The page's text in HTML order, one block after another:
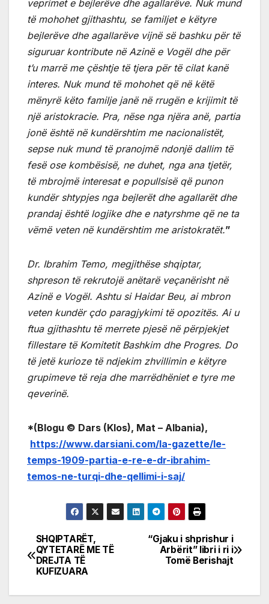
veprimet e bejlerëve dhe agallarëve. Nuk mund
të mohohet gjithashtu, se familjet e këtyre
bejlerëve dhe agallarëve vijnë së bashku për të
siguruar kontribute në Azinë e Vogël dhe për
t’u marrë me çështje të tjera për të cilat kanë
interes. Nuk mund të mohohet që në këtë
mënyrë këto familje janë në rrugën e krijimit të
një aristokracie. Pra, nëse nga njëra anë, partia
jonë është në kundërshtim me nacionalistët,
sepse nuk mund të pranojmë ndonjë dallim të
fesë ose kombësisë, ne duhet, nga ana tjetër,
të mbrojmë interesat e popullsisë që punon
kundër shtypjes nga bejlerët dhe agallarët dhe
prandaj është logjike dhe e natyrshme që ne ta
vëmë veten në kundërshtim me aristokratët.”
Dr. Ibrahim Temo, megjithëse shqiptar,
shpreson të rekrutojë anëtarë veçanërisht në
Azinë e Vogël. Ashtu si Haidar Beu, ai mbron
veten kundër çdo paragjykimi të opozitës. Ai u
ftua gjithashtu të merrete pjesë në përpjekjet
fillestare të Komitetit Bashkim dhe Progres. Do
të jetë kurioze të ndjekim zhvillimin e këtyre
grupimeve të reja dhe marrëdhëniet e tyre me
qeverinë.
*(Blogu © Dars (Klos), Mat – Albania),
https://www.darsiani.com/la-gazette/le-
temps-1909-partia-e-re-e-dr-ibrahim-
temos-ne-turqi-dhe-qellimi-i-saj/
Post
navigation
“Gjaku i shprishur i
Arbërit” libri i ri i
Tomë Berishajt
SHQIPTARËT,
QYTETARË ME TË
DREJTA TË
KUFIZUARA